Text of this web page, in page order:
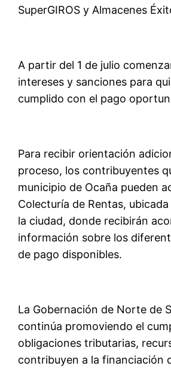
SuperGIROS y Almacenes
A partir del 1 de julio
intereses y sanciones para
cumplido con el pago
Para recibir orientación
proceso, los contribuyentes
municipio de Ocaña pueden
Colecturía de Rentas,
la ciudad, donde recibirán
información sobre los
de pago disponibles.
La Gobernación de Norte de
continúa promoviendo el
obligaciones tributarias,
contribuyen a la financiación